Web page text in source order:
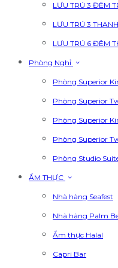
LƯU TRÚ 3 ĐÊM
LƯU TRÚ 3
LƯU TRÚ 6 ĐÊM
Phòng Nghỉ
Phòng Superior
Phòng Superior
Phòng Superior
Phòng Superior
Phòng Studio
ẨM THỰC
Nhà hàng Seafest
Nhà hàng Palm
Ẩm thực Halal
Capri Bar